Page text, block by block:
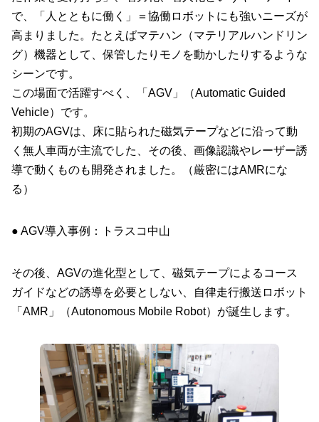
で、「人とともに働く」＝協働ロボットにも強いニーズが
高まりました。たとえばマテハン（マテリアルハンドリン
グ）機器として、保管したりモノを動かしたりするような
シーンです。
この場面で活躍すべく、「AGV」（Automatic Guided
Vehicle）です。
初期のAGVは、床に貼られた磁気テープなどに沿って動
く無人車両が主流でした、その後、画像認識やレーザー誘
導で動くものも開発されました。（厳密にはAMRにな
る）
● AGV導入事例：トラスコ中山
その後、AGVの進化型として、磁気テープによるコース
ガイドなどの誘導を必要としない、自律走行搬送ロボット
「AMR」（Autonomous Mobile Robot）が誕生します。